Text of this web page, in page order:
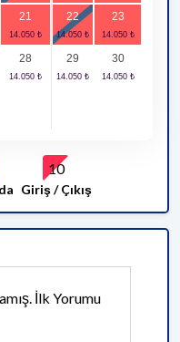
21 22 23
28 29 30
10
Giriş / Çıkış
İlk Yorumu